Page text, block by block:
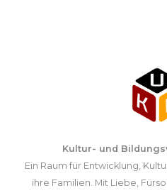
Kultur- und
Ein Raum für Entwicklung,
ihre Familien. Mit Liebe,